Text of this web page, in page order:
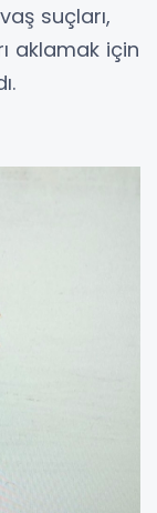
suçları,
aklamak için